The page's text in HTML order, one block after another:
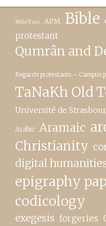
#MeToo APM Bible
protestant
Qumrân and
Regards protestants – Campus
TaNaKh Old
Université de
Arabic Aramaic
Christianity
digital
epigraphy
codicology
exegesis forgeries